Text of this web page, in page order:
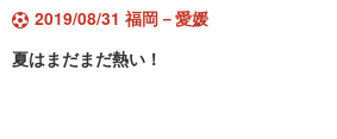
2019/08/31 福岡－愛媛
夏はまだまだ熱い！